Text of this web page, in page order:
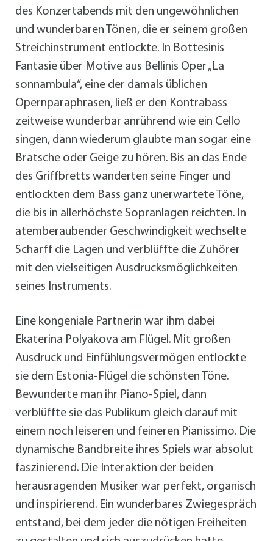
des Konzertabends mit den ungewöhnlichen
und wunderbaren Tönen, die er seinem großen
Streichinstrument entlockte. In Bottesinis
Fantasie über Motive aus Bellinis Oper „La
sonnambula“, eine der damals üblichen
Opernparaphrasen, ließ er den Kontrabass
zeitweise wunderbar anrührend wie ein Cello
singen, dann wiederum glaubte man sogar eine
Bratsche oder Geige zu hören. Bis an das Ende
des Griffbretts wanderten seine Finger und
entlockten dem Bass ganz unerwartete Töne,
die bis in allerhöchste Sopranlagen reichten. In
atemberaubender Geschwindigkeit wechselte
Scharff die Lagen und verblüffte die Zuhörer
mit den vielseitigen Ausdrucksmöglichkeiten
seines Instruments.
Eine kongeniale Partnerin war ihm dabei
Ekaterina Polyakova am Flügel. Mit großen
Ausdruck und Einfühlungsvermögen entlockte
sie dem Estonia-Flügel die schönsten Töne.
Bewunderte man ihr Piano-Spiel, dann
verblüffte sie das Publikum gleich darauf mit
einem noch leiseren und feineren Pianissimo. Die
dynamische Bandbreite ihres Spiels war absolut
faszinierend. Die Interaktion der beiden
herausragenden Musiker war perfekt, organisch
und inspirierend. Ein wunderbares Zwiegespräch
entstand, bei dem jeder die nötigen Freiheiten